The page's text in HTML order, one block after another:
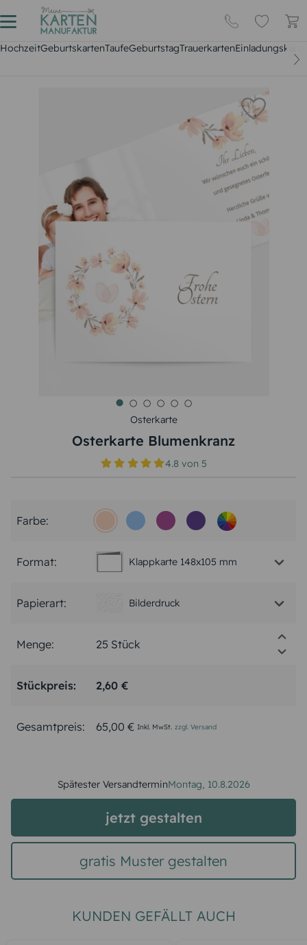
HochzeitGeburtskartenTaufeGeburtstagTrauerkarten
Osterkarte
Osterkarte Blumenkranz
4.8 von5
Farbe:
Format: Klappkarte 148x105 mm
Papierart: Bilderdruck
Menge:
Stückpreis: 2,60 €
Gesamtpreis: 65,00 € Inkl. MwSt. zzgl. Versand
Spätester VersandterminMontag, 10.8.2026
jetzt gestalten
gratis Muster gestalten
KUNDEN GEFÄLLT AUCH